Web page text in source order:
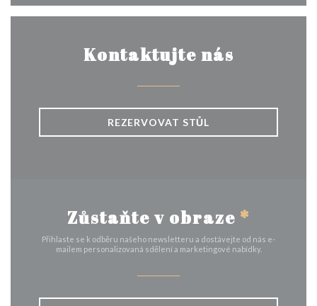
Kontaktujte nás
REZERVOVAT STŮL
Zůstaňte v obraze *
Přihlaste se k odběru našeho newsletteru a dostávejte od nás e-
mailem personalizovaná sdělení a marketingové nabídky.